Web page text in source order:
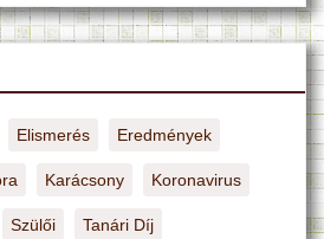
Elismerés Eredmények
Karácsony Koronavirus
Szülői Tanári Díj